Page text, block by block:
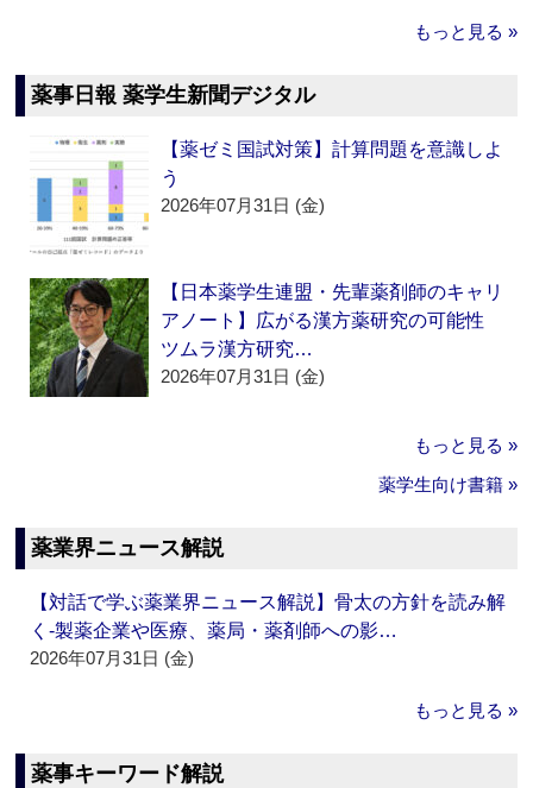
もっと見る »
薬事日報 薬学生新聞デジタル
【薬ゼミ国試対策】計算問題を意識しよ
う
2026年07月31日 (金)
【日本薬学生連盟・先輩薬剤師のキャリ
アノート】広がる漢方薬研究の可能性
ツムラ漢方研究…
2026年07月31日 (金)
もっと見る »
薬学生向け書籍 »
薬業界ニュース解説
【対話で学ぶ薬業界ニュース解説】骨太の方針を読み解
く‐製薬企業や医療、薬局・薬剤師への影…
2026年07月31日 (金)
もっと見る »
薬事キーワード解説